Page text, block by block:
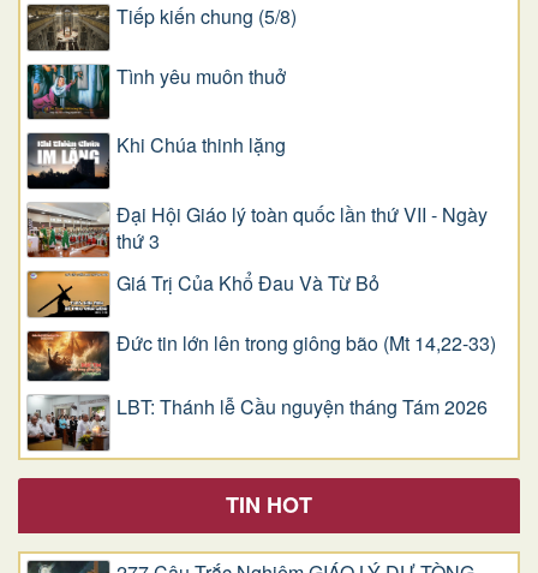
Tiếp kiến chung (5/8)
Tình yêu muôn thuở
Khi Chúa thinh lặng
Đại Hội Giáo lý toàn quốc lần thứ VII - Ngày
thứ 3
Giá Trị Của Khổ Ðau Và Từ Bỏ
Đức tin lớn lên trong giông bão (Mt 14,22-33)
LBT: Thánh lễ Cầu nguyện tháng Tám 2026
TIN HOT